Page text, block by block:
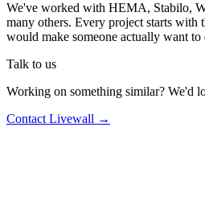
We've worked with HEMA, Stabilo,
many others. Every project starts with
would make someone actually want to
Talk to us
Working on something similar? We'd
Contact Livewall →